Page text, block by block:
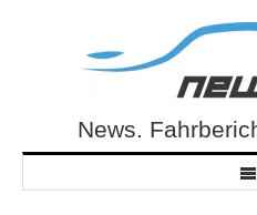
NewCarz.deNews.